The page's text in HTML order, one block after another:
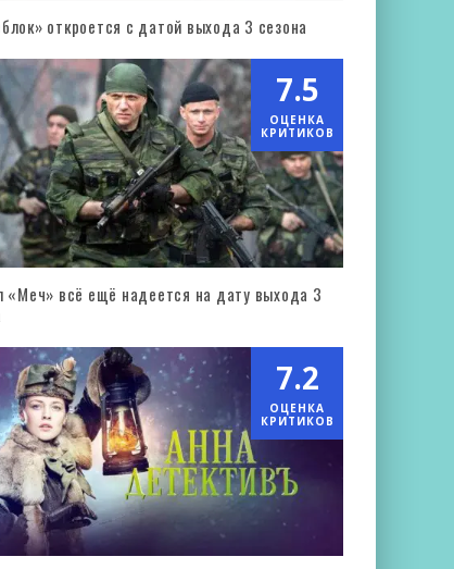
откроется с датой выхода 3 сезона
7.5
ОЦЕНКА
КРИТИКОВ
«Меч» всё ещё надеется на дату выхода 3
7.2
ОЦЕНКА
КРИТИКОВ